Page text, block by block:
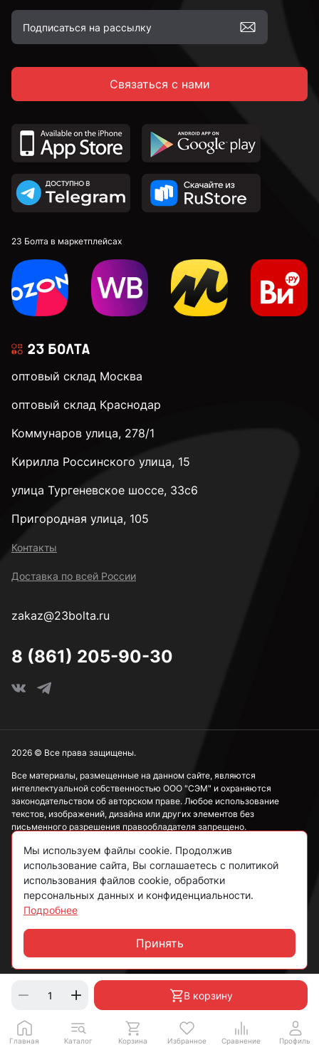
В корзину
Связаться с нами
23 Болта в маркетплейсах
оптовый склад Москва
оптовый склад Краснодар
Коммунаров улица, 278/1
Кирилла Россинского улица, 15
улица Тургеневское шоссе, 33с6
Пригородная улица, 105
Контакты
Доставка по всей России
zakaz@23bolta.ru
8 (861) 205-90-30
Все материалы, размещенные на данном сайте, являются
интеллектуальной собственностью ООО "СЭМ" и охраняются
законодательством об авторском праве. Любое использование
текстов, изображений, дизайна или других элементов без
письменного разрешения правообладателя запрещено.
Информация, представленная на сайте, носит исключительно
ознакомительный характер и не может рассматриваться как
публичная оферта в соответствии со ст. 437 ГК РФ.
Политика конфиденциальности
Согласие на обработку данных
Пользовательское соглашение
2026 © Все права защищены.
Главная Каталог Корзина Избранное Сравнение Профиль
Мы используем файлы cookie. Продолжив
использование сайта, Вы соглашаетесь с политикой
использования файлов cookie, обработки
персональных данных и конфиденциальности.
Подробнее
Принять
Чат